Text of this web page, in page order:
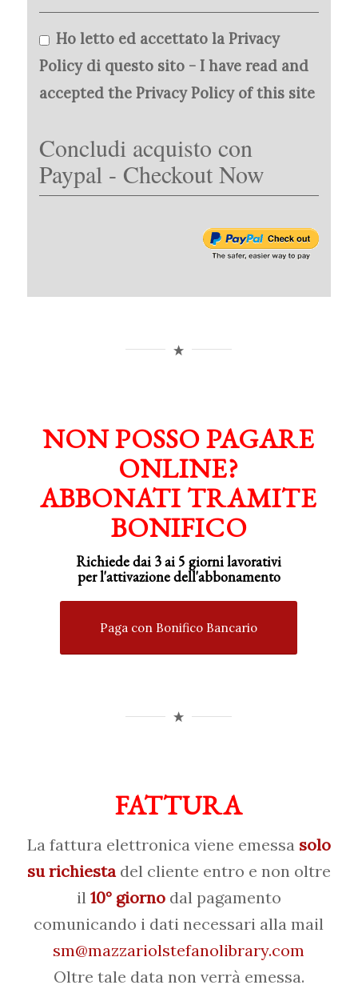
Ho letto ed accettato la Privacy
Policy di questo sito - I have read and
accepted the Privacy Policy of this site
Concludi acquisto con
Paypal - Checkout Now
NON POSSO PAGARE
ONLINE?
ABBONATI TRAMITE
BONIFICO
Richiede dai 3 ai 5 giorni lavorativi
perl'attivazionedell'abbonamento
Paga con Bonifico Bancario
FATTURA
La fattura elettronica viene emessasolo
su richiestadel cliente entro e non oltre
il 10° giornodal pagamento
comunicando i dati necessari alla mail
sm@mazzariolstefanolibrary.com
Oltre tale data non verrà emessa.